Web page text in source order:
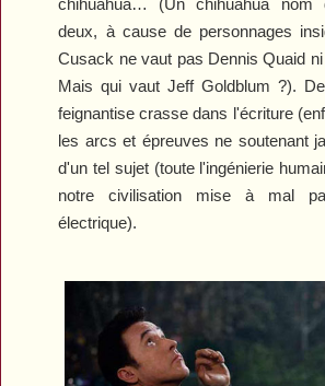
deux, à cause de personnages
Cusack ne vaut pas Dennis Quaid
Mais qui vaut Jeff Goldblum ?).
feignantise crasse dans l'écriture
les arcs et épreuves ne soutenant
d'un tel sujet (toute l'ingénierie
notre civilisation mise à mal
électrique).